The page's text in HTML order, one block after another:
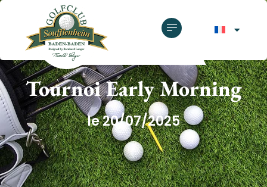
GOLF CLUB SOUFFLENHEIM
Tournoi Early Morning
le 20/07/2025